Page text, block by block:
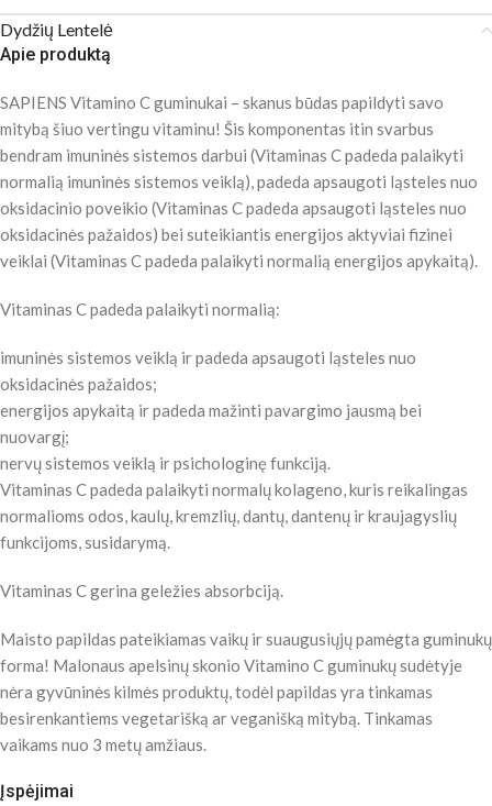
Dydžių Lentelė
Apie produktą
SAPIENS Vitamino C guminukai – skanus būdas papildyti savo
mitybą šiuo vertingu vitaminu! Šis komponentas itin svarbus
bendram imuninės sistemos darbui (Vitaminas C padeda palaikyti
normalią imuninės sistemos veiklą), padeda apsaugoti ląsteles nuo
oksidacinio poveikio (Vitaminas C padeda apsaugoti ląsteles nuo
oksidacinės pažaidos) bei suteikiantis energijos aktyviai fizinei
veiklai (Vitaminas C padeda palaikyti normalią energijos apykaitą).
Vitaminas C padeda palaikyti normalią:
imuninės sistemos veiklą ir padeda apsaugoti ląsteles nuo
oksidacinės pažaidos;
energijos apykaitą ir padeda mažinti pavargimo jausmą bei
nuovargį;
nervų sistemos veiklą ir psichologinę funkciją.
Vitaminas C padeda palaikyti normalų kolageno, kuris reikalingas
normalioms odos, kaulų, kremzlių, dantų, dantenų ir kraujagyslių
funkcijoms, susidarymą.
Vitaminas C gerina geležies absorbciją.
Maisto papildas pateikiamas vaikų ir suaugusiųjų pamėgta guminukų
forma! Malonaus apelsinų skonio Vitamino C guminukų sudėtyje
nėra gyvūninės kilmės produktų, todėl papildas yra tinkamas
besirenkantiems vegetarišką ar veganišką mitybą. Tinkamas
vaikams nuo 3 metų amžiaus.
Įspėjimai